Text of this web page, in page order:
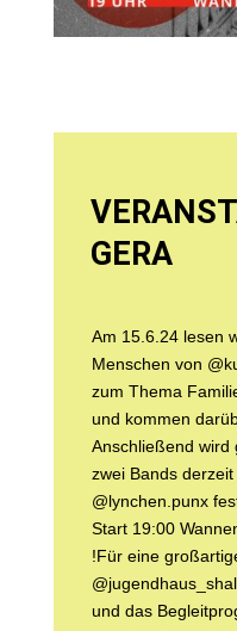
GERA
Am 15.6.24 lesen
Menschen von
zum Thema
und kommen
Anschließend wird
zwei Bands
@lynchen.punx
Start 19:00
!Für eine
und das